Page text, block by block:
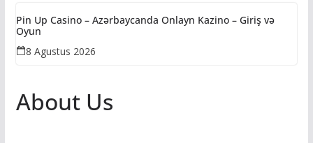
Pin Up Casino – Azərbaycanda Onlayn Kazino – Giriş və
Oyun
8 Agustus 2026
About Us